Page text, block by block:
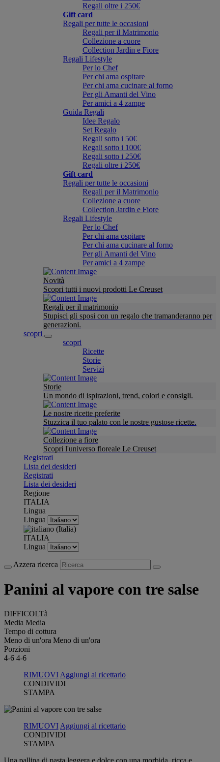
Regali oltre i 250€
Gift card
Regali per tutte le occasioni
Regali per il Matrimonio
Collezione a cuore
Collection Jardin e Fiore
Regali Lifestyle
Per lo Chef
Per chi ama ospitare
Per chi ama cucinare al forno
Per gli Amanti del Vino
Per amici a 4 zampe
Guida Regali
Idee Regalo
Set Regalo
Regali sotto i 50€
Regali sotto i 100€
Regali sotto i 250€
Regali oltre i 250€
Gift card
Regali per tutte le occasioni
Regali per il Matrimonio
Collezione a cuore
Collection Jardin e Fiore
Regali Lifestyle
Per lo Chef
Per chi ama ospitare
Per chi ama cucinare al forno
Per gli Amanti del Vino
Per amici a 4 zampe
Novità
Scopri tutti i nuovi prodotti Le Creuset
Regali per il matrimonio
Stupisci gli sposi con un regalo che tramanderanno per
generazioni.
scopri
scopri
Ricette
Storie
Servizi
Storie
Un mondo di ispirazioni, trend, colori e consigli.
Le nostre ricette preferite
Stuzzica il tuo palato con le nostre gustose ricette.
Collezione a fiore
Scopri l'universo floreale Le Creuset
Registrati
Lista dei desideri
Registrati
Lista dei desideri
Regione
ITALIA
Lingua
Lingua
ITALIA
Lingua
Azzera ricerca
Panini al vapore con tre salse
DIFFICOLTà
Media Media
Tempo di cottura
Meno di un'ora Meno di un'ora
Porzioni
4-6 4-6
RIMUOVI Aggiungi al ricettario
CONDIVIDI
STAMPA
RIMUOVI Aggiungi al ricettario
CONDIVIDI
STAMPA
Una pallina di pasta leggera e dolce con una morbida, ricca e